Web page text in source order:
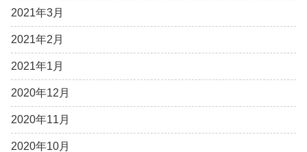
2021年3月
2021年2月
2021年1月
2020年12月
2020年11月
2020年10月